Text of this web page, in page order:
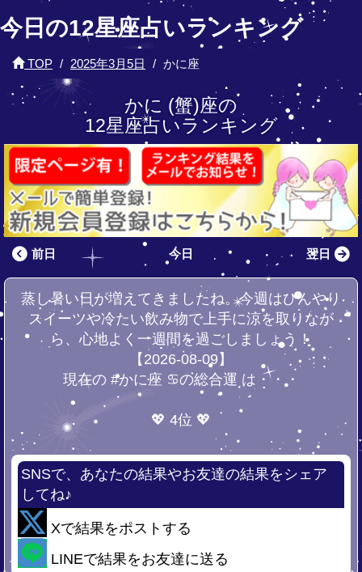
今日の12星座占いランキング
TOP 2025年3月5日 かに座
かに (蟹)座の
12星座占いランキング
前日 今日 翌日
蒸し暑い日が増えてきましたね。今週はひんやり
スイーツや冷たい飲み物で上手に涼を取りなが
ら、心地よく一週間を過ごしましょう！
【2026-08-09】
現在の #かに座 ♋の総合運 は・・・
💖 4位 💖
SNSで、あなたの結果やお友達の結果をシェア
してね♪
Xで結果をポストする
LINEで結果をお友達に送る